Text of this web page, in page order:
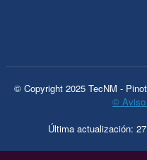
© Copyright 2025 TecNM -
© Aviso
Última actualización: